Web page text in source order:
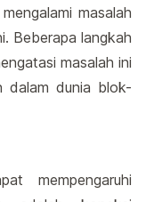
masalah
Beberapa langkah
masalah ini
dalam dunia blok-
mempengaruhi